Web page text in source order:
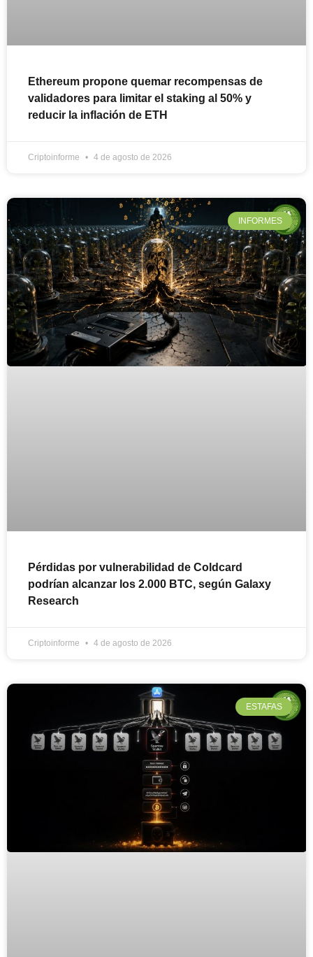
Ethereum propone quemar recompensas de
validadores para limitar el staking al 50% y
reducir la inflación de ETH
Criptoinforme 4 de agosto de 2026
INFORMES
Pérdidas por vulnerabilidad de Coldcard
podrían alcanzar los 2.000 BTC, según Galaxy
Research
Criptoinforme 4 de agosto de 2026
ESTAFAS